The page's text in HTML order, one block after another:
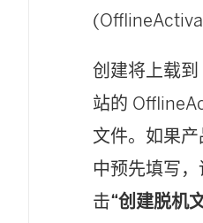
创建将上载到
站的
文件。如果
中预先填写
击“创建脱机